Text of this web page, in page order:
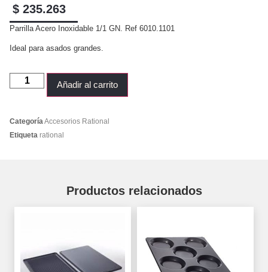
$ 235.263
Parrilla Acero Inoxidable 1/1 GN. Ref 6010.1101
Ideal para asados grandes.
Añadir al carrito
CategoríaAccesorios Rational
Etiqueta rational
Productos relacionados